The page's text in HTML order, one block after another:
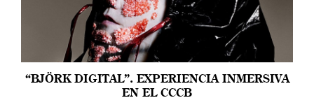
“BJÖRK DIGITAL”. EXPERIENCIA INMERSIVA
EN EL CCCB